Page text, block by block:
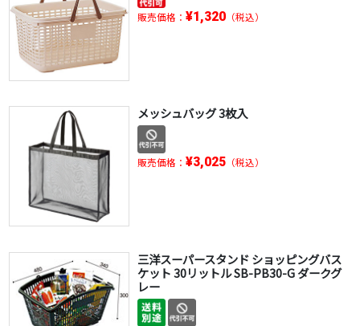
販売価格： ¥1,320（税込）
メッシュバッグ 3枚入
販売価格： ¥3,025（税込）
三洋スーパースタンド ショッピングバス
ケット 30リットル SB-PB30-G ダークグ
レー